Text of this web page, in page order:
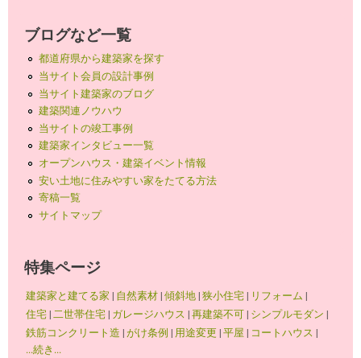
ブログなど一覧
都道府県から建築家を探す
当サイト会員の設計事例
当サイト建築家のブログ
建築関連ノウハウ
当サイトの竣工事例
建築家インタビュー一覧
オープンハウス・建築イベント情報
安い土地に住みやすい家をたてる方法
寄稿一覧
サイトマップ
特集ページ
建築家と建てる家 | 自然素材|傾斜地|狭小住宅| リフォーム |
住宅|二世帯住宅| ガレージハウス |再建築不可| シンプルモダン |
鉄筋コンクリート造 |がけ条例 | 用途変更 |平屋 | コートハウス |
...続き...